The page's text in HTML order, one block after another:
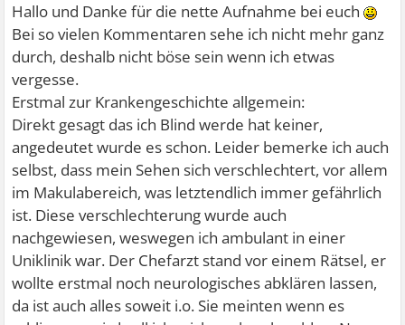
Hallo und Danke für die nette Aufnahme bei euch
Bei so vielen Kommentaren sehe ich nicht mehr ganz
durch, deshalb nicht böse sein wenn ich etwas
vergesse.
Erstmal zur Krankengeschichte allgemein:
Direkt gesagt das ich Blind werde hat keiner,
angedeutet wurde es schon. Leider bemerke ich auch
selbst, dass mein Sehen sich verschlechtert, vor allem
im Makulabereich, was letztendlich immer gefährlich
ist. Diese verschlechterung wurde auch
nachgewiesen, weswegen ich ambulant in einer
Uniklinik war. Der Chefarzt stand vor einem Rätsel, er
wollte erstmal noch neurologisches abklären lassen,
da ist auch alles soweit i.o. Sie meinten wenn es